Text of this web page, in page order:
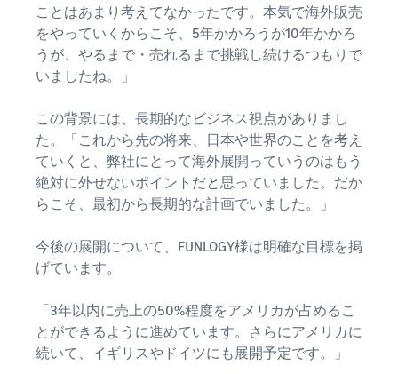
ことはあまり考えてなかったです。本気で海外販売
をやっていくからこそ、5年かかろうが10年かかろ
うが、やるまで・売れるまで挑戦し続けるつもりで
いましたね。」
この背景には、長期的なビジネス視点がありまし
た。「これから先の将来、日本や世界のことを考え
ていくと、弊社にとって海外展開っていうのはもう
絶対に外せないポイントだと思っていました。だか
らこそ、最初から長期的な計画でいました。」
今後の展開について、FUNLOGY様は明確な目標を掲
げています。
「3年以内に売上の50%程度をアメリカが占めるこ
とができるように進めています。さらにアメリカに
続いて、イギリスやドイツにも展開予定です。」